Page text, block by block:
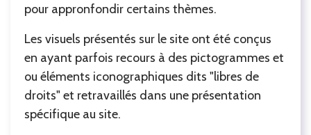
pour appronfondir certains thèmes.
Les visuels présentés sur le site ont été conçus
en ayant parfois recours à des pictogrammes et
ou éléments iconographiques dits "libres de
droits" et retravaillés dans une présentation
spécifique au site.